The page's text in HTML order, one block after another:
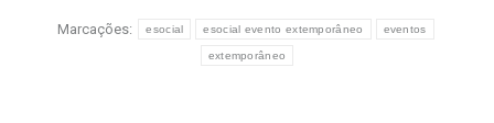
Marcações: esocial esocial evento extemporâneo eventos
extemporâneo